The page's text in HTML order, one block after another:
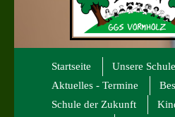
Startseite Unsere Schule
Aktuelles - Termine
Schule der Zukunft